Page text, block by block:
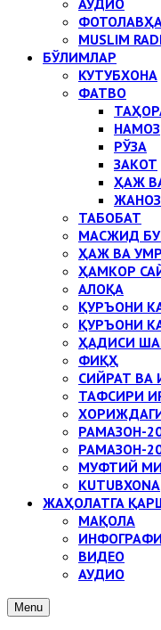
АУДИО
MUSLIM
БЎЛИМЛАР
КУТУБХОНА
ФАТВО
НАМОЗ
РЎЗА
ЗАКОТ
ҲАЖ
ТАБОБАТ
МАСЖИД
ҲАЖ ВА
ҲАМКОР
АЛОҚА
ҚУРЪОНИ
ҚУРЪОНИ
ҲАДИСИ
ФИҚҲ
СИЙРАТ ВА
ТАФСИРИ
РАМАЗОН-
РАМАЗОН-
МУФТИЙ
KUTUBXONA
ЖАҲОЛАТГА
МАҚОЛА
ВИДЕО
АУДИО
Menu